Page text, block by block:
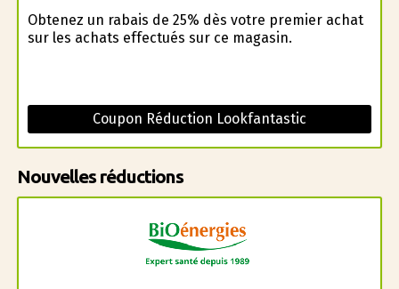
Obtenez un rabais de 25% dès votre premier achat
sur les achats effectués sur ce magasin.
Coupon Réduction Lookfantastic
Nouvelles réductions